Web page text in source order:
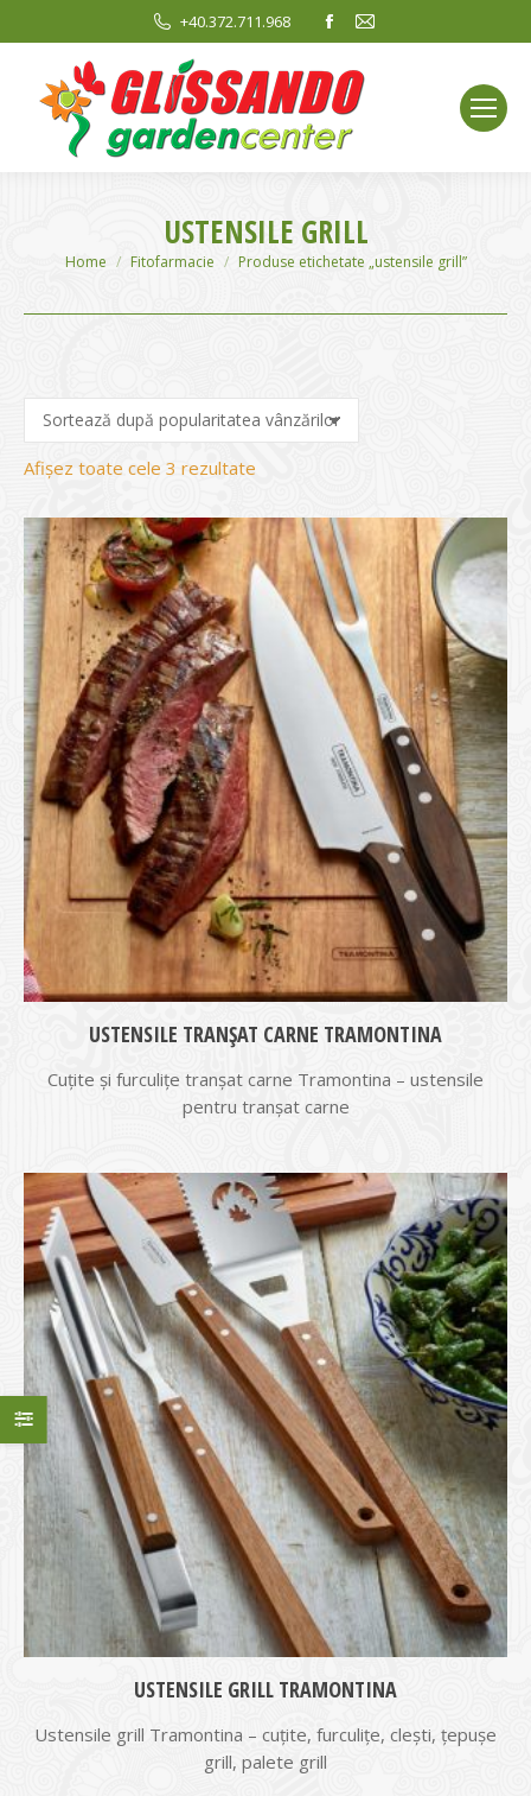
+40.372.711.968
Facebook
opens
in
new
window
Mail
window
USTENSILE GRILL
You are here:
Home Fitofarmacie Produse etichetate „ustensile grill”
Afișez toate cele 3 rezultate
evaluarea
medie
USTENSILE TRANȘAT CARNE TRAMONTINA
Cuțite și furculițe tranșat carne Tramontina – ustensile
pentru tranșat carne
USTENSILE GRILL TRAMONTINA
Ustensile grill Tramontina – cuțite, furculițe, clești, țepușe
grill, palete grill